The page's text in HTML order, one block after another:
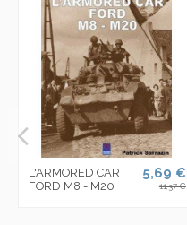
L'ARMORED CAR
FORD M8 - M20
5,69 €
11,37 €